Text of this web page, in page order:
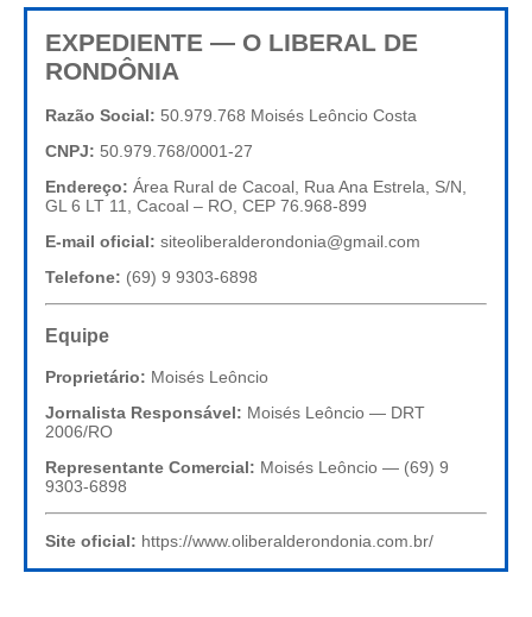
EXPEDIENTE — O LIBERAL DE
RONDÔNIA
Razão Social: 50.979.768 Moisés Leôncio Costa
CNPJ: 50.979.768/0001-27
Endereço: Área Rural de Cacoal, Rua Ana Estrela, S/N,
GL 6 LT 11, Cacoal – RO, CEP 76.968-899
E-mail oficial: siteoliberalderondonia@gmail.com
Telefone: (69) 9 9303-6898
Equipe
Proprietário: Moisés Leôncio
Jornalista Responsável: Moisés Leôncio — DRT
2006/RO
Representante Comercial: Moisés Leôncio — (69) 9
9303-6898
Site oficial: https://www.oliberalderondonia.com.br/